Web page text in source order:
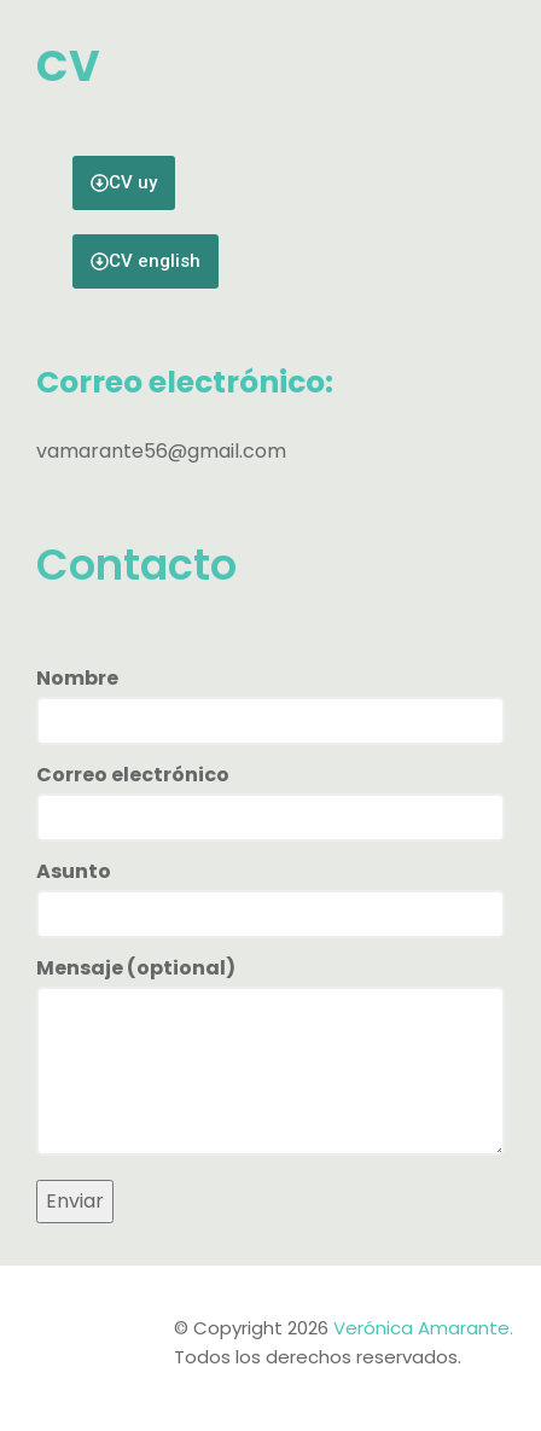
CV
CV uy
CV english
Correo electrónico:
vamarante56@gmail.com
Contacto
Nombre
Correo electrónico
Asunto
Mensaje (optional)
© Copyright 2026Verónica Amarante.
Todos los derechos reservados.